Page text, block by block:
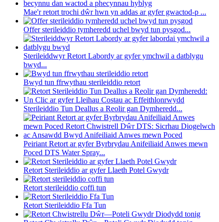
Mae'r retort trochi dŵr hwn yn addas ar gyfer gwactod-p ...
Offer sterileiddio tymheredd uchel bwyd tun pysgod...
Sterileiddwyr Retort Labordy ar gyfer ymchwil a datblygu
bwyd...
Bwyd tun ffrwythau sterileiddio retort
Sterileiddio Tun Deallus a Reolir gan Dymheredd...
Peiriant Retort ar gyfer Byrbrydau Anifeiliaid Anwes mewn
Poced DTS Water Spray...
Retort Sterileiddio ar gyfer Llaeth Potel Gwydr
Retort sterileiddio coffi tun
Retort Sterileiddio Ffa Tun